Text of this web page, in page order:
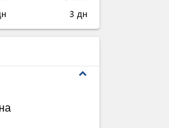
3 дн
expand_less